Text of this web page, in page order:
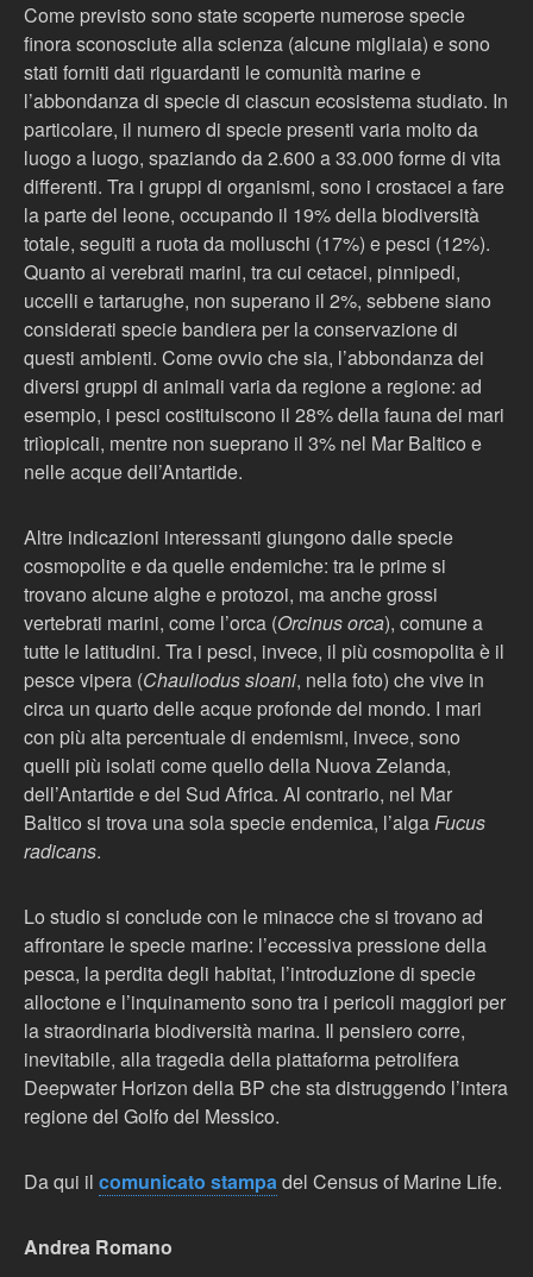
Come previsto sono state scoperte numerose specie
finora sconosciute alla scienza (alcune migliaia) e sono
stati forniti dati riguardanti le comunità marine e
l’abbondanza di specie di ciascun ecosistema studiato. In
particolare, il numero di specie presenti varia molto da
luogo a luogo, spaziando da 2.600 a 33.000 forme di vita
differenti. Tra i gruppi di organismi, sono i crostacei a fare
la parte del leone, occupando il 19% della biodiversità
totale, seguiti a ruota da molluschi (17%) e pesci (12%).
Quanto ai verebrati marini, tra cui cetacei, pinnipedi,
uccelli e tartarughe, non superano il 2%, sebbene siano
considerati specie bandiera per la conservazione di
questi ambienti. Come ovvio che sia, l’abbondanza dei
diversi gruppi di animali varia da regione a regione: ad
esempio, i pesci costituiscono il 28% della fauna dei mari
triìopicali, mentre non sueprano il 3% nel Mar Baltico e
nelle acque dell’Antartide.
Altre indicazioni interessanti giungono dalle specie
cosmopolite e da quelle endemiche: tra le prime si
trovano alcune alghe e protozoi, ma anche grossi
vertebrati marini, come l’orca (Orcinus orca), comune a
tutte le latitudini. Tra i pesci, invece, il più cosmopolita è il
pesce vipera (Chauliodus sloani, nella foto) che vive in
circa un quarto delle acque profonde del mondo. I mari
con più alta percentuale di endemismi, invece, sono
quelli più isolati come quello della Nuova Zelanda,
dell’Antartide e del Sud Africa. Al contrario, nel Mar
Baltico si trova una sola specie endemica, l’algaFucus
radicans.
Lo studio si conclude con le minacce che si trovano ad
affrontare le specie marine: l’eccessiva pressione della
pesca, la perdita degli habitat, l’introduzione di specie
alloctone e l’inquinamento sono tra i pericoli maggiori per
la straordinaria biodiversità marina. Il pensiero corre,
inevitabile, alla tragedia della piattaforma petrolifera
Deepwater Horizon della BP che sta distruggendo l’intera
regione del Golfo del Messico.
Da qui il comunicato stampadel Census of Marine Life.
Andrea Romano